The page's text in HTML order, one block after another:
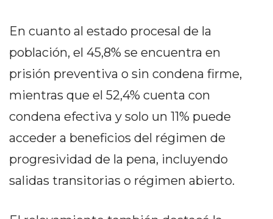
REPORTERO
DIARIO
DEPORTIVO
GRUPO
MEDIOS
INFOPBA
PUBLICITÁ
NORTE
En cuanto al estado procesal de la
población, el 45,8% se encuentra en
prisión preventiva o sin condena firme,
mientras que el 52,4% cuenta con
condena efectiva y solo un 11% puede
acceder a beneficios del régimen de
progresividad de la pena, incluyendo
salidas transitorias o régimen abierto.